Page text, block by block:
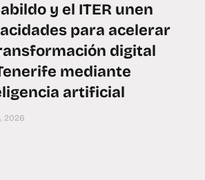
y el ITER unen
para acelerar
digital
mediante
artificial
2026